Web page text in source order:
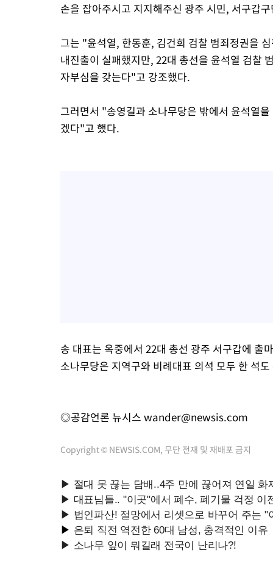
손을 잡아주시고 지지해주신 광주 시민, 서구갑
그는 "윤석열, 한동훈, 김건희 검찰 범죄정권을
내진출이 실패했지만, 22대 총선을 윤석열 검찰
자부심을 갖는다"고 강조했다.
그러면서 "송영길과 소나무당은 밖에서 윤석열
겠다"고 했다.
송 대표는 옥중에서 22대 총선 광주 서구갑에 출
소나무당은 지역구와 비례대표 의석 모두 한 석
◎공감언론 뉴시스 wander@newsis.com
Copyright © NEWSIS.COM, 무단 전재 및 재배포 금지